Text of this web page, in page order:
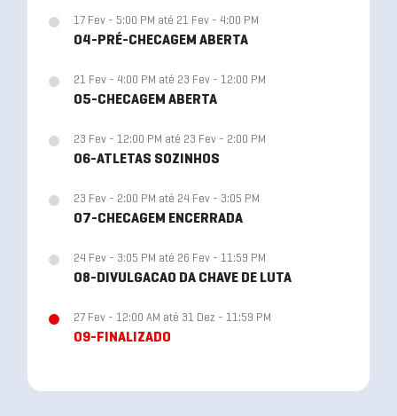
17 Fev - 5:00 PM até 21 Fev - 4:00 PM
04-PRÉ-CHECAGEM ABERTA
21 Fev - 4:00 PM até 23 Fev - 12:00 PM
05-CHECAGEM ABERTA
23 Fev - 12:00 PM até 23 Fev - 2:00 PM
06-ATLETAS SOZINHOS
23 Fev - 2:00 PM até 24 Fev - 3:05 PM
07-CHECAGEM ENCERRADA
24 Fev - 3:05 PM até 26 Fev - 11:59 PM
08-DIVULGACAO DA CHAVE DE LUTA
27 Fev - 12:00 AM até 31 Dez - 11:59 PM
09-FINALIZADO